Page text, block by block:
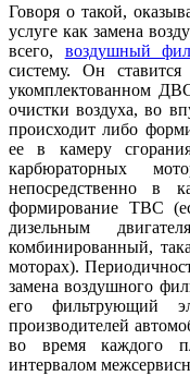
Говоря о такой,
услуге как замена
всего, воздушный
систему. Он
укомплектованном
очистки воздуха, во
происходит либо
ее в камеру
карбюраторных
непосредственно в
формирование ТВС
дизельным
комбинированный,
моторах).
замена воздушного
его фильтрующий
производителей
во время каждого
интервалом